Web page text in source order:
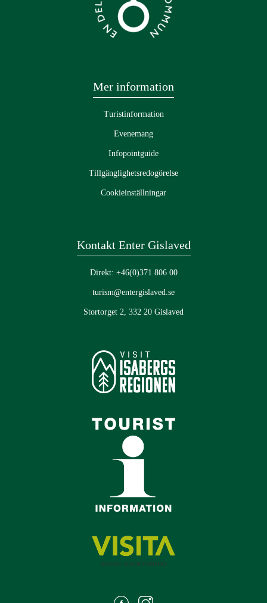
Mer information
Turistinformation
Evenemang
Infopointguide
Tillgänglighetsredogörelse
Cookieinställningar
Kontakt Enter Gislaved
Direkt: +46(0)371 806 00
turism@entergislaved.se
Stortorget 2, 332 20 Gislaved